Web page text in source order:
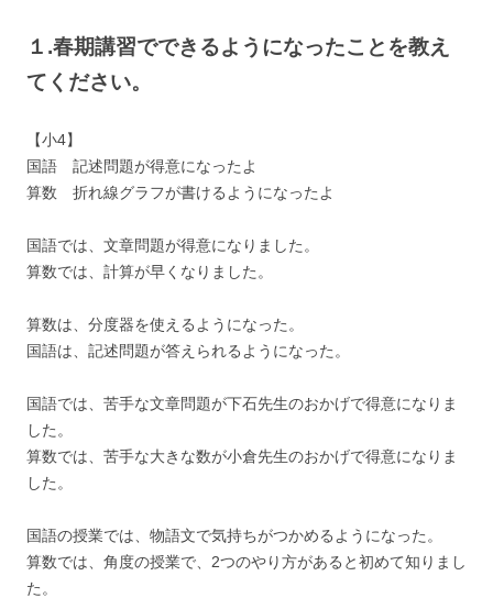
１.春期講習でできるようになったことを教え
てください。
【小4】
国語 記述問題が得意になったよ
算数 折れ線グラフが書けるようになったよ
国語では、文章問題が得意になりました。
算数では、計算が早くなりました。
算数は、分度器を使えるようになった。
国語は、記述問題が答えられるようになった。
国語では、苦手な文章問題が下石先生のおかげで得意になりま
した。
算数では、苦手な大きな数が小倉先生のおかげで得意になりま
した。
国語の授業では、物語文で気持ちがつかめるようになった。
算数では、角度の授業で、2つのやり方があると初めて知りまし
た。